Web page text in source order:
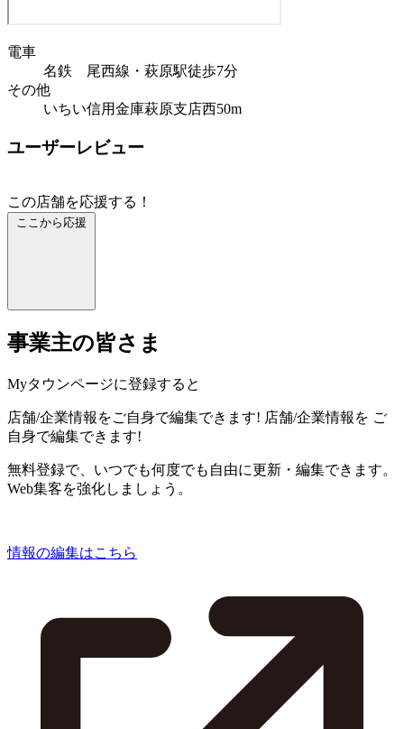
電車
名鉄 尾西線・萩原駅徒歩7分
その他
いちい信用金庫萩原支店西50m
ユーザーレビュー
この店舗を応援する！
ここから応援
事業主の皆さま
Myタウンページに登録すると
店舗/企業情報をご自身で編集できます! 店舗/企業情報を ご
自身で編集できます!
無料登録で、いつでも何度でも自由に更新・編集できます。
Web集客を強化しましょう。
情報の編集はこちら